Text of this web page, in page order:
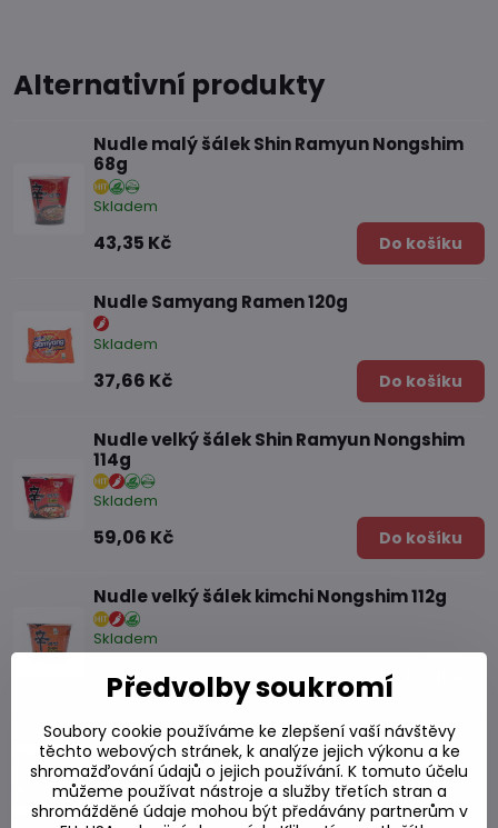
Alternativní produkty
Nudle malý šálek Shin Ramyun Nongshim
68g
Skladem
43,35 Kč Do košíku
Nudle Samyang Ramen 120g
Skladem
37,66 Kč Do košíku
Nudle velký šálek Shin Ramyun Nongshim
114g
Skladem
59,06 Kč Do košíku
Nudle velký šálek kimchi Nongshim 112g
Skladem
61,50 Kč Do košíku
Jin nudle Ramyun ostré 120g
Skladem
31,97 Kč Do košíku
Předvolby soukromí
Soubory cookie používáme ke zlepšení vaší návštěvy
těchto webových stránek, k analýze jejich výkonu a ke
shromažďování údajů o jejich používání. K tomuto účelu
můžeme používat nástroje a služby třetích stran a
shromážděné údaje mohou být předávány partnerům v